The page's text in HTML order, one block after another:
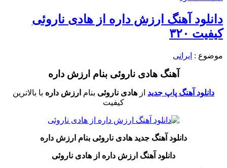
دانلود آهنگ ارزش داره از هادی ناروئی
کیفیت ۳۲۰
موضوع : ایرانی
آهنگ هادی ناروئی بنام ارزش داره
دانلود آهنگ پاپ جدید از هادی ناروئی بنام ارزش داره با بالاترین
کیفیت
دانلود آهنگ جدید هادی ناروئی بنام ارزش داره
دانلود آهنگ ارزش داره از هادی ناروئی